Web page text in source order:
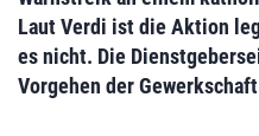
Laut Verdi ist die Aktion
es nicht. Die
Vorgehen der